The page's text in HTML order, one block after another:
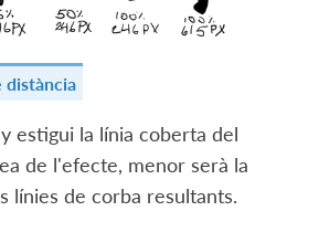
distància
estigui la línia coberta del
de l'efecte, menor serà la
línies de corba resultants.